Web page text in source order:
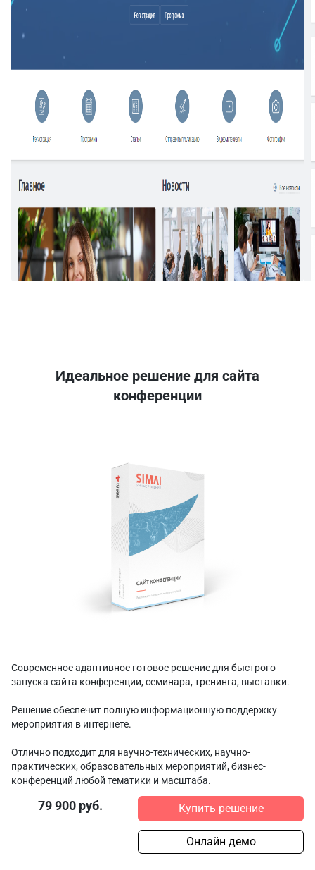
Идеальное решение для сайта
конференции
Современное адаптивное готовое решение для быстрого
запуска сайта конференции, семинара, тренинга, выставки.
Решение обеспечит полную информационную поддержку
мероприятия в интернете.
Отлично подходит для научно-технических, научно-
практических, образовательных мероприятий, бизнес-
конференций любой тематики и масштаба.
79 900 руб. Купить решение
Онлайн демо